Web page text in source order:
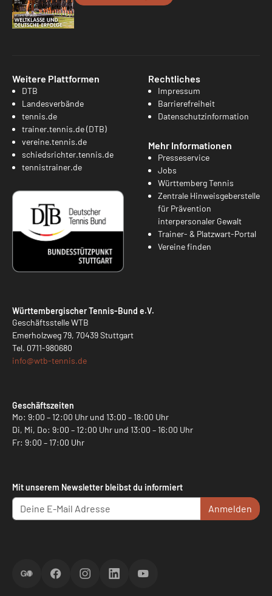
Weitere Plattformen
DTB
Landesverbände
tennis.de
trainer.tennis.de (DTB)
vereine.tennis.de
schiedsrichter.tennis.de
tennistrainer.de
Rechtliches
Impressum
Barrierefreiheit
Datenschutzinformation
Mehr Informationen
Presseservice
Jobs
Württemberg Tennis
Zentrale Hinweisgeberstelle
für Prävention
interpersonaler Gewalt
Trainer- & Platzwart-Portal
Vereine finden
Württembergischer Tennis-Bund e.V.
Geschäftsstelle WTB
Emerholzweg 79, 70439 Stuttgart
Tel. 0711-980680
info@wtb-tennis.de
Geschäftszeiten
Mo: 9:00 – 12:00 Uhr und 13:00 – 18:00 Uhr
Di, Mi, Do: 9:00 – 12:00 Uhr und 13:00 – 16:00 Uhr
Fr: 9:00 – 17:00 Uhr
Mit unserem Newsletter bleibst du informiert
Anmelden
ScoreGOFacebookInstagramLinkedInYouTube